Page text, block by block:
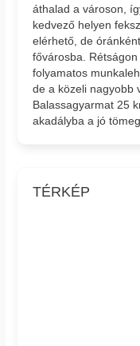
áthalad a városon,
kedvező helyen
elérhető, de
fővárosba.
folyamatos
de a közeli nagyobb
Balassagyarmat 25
akadályba a jó
TÉRKÉP